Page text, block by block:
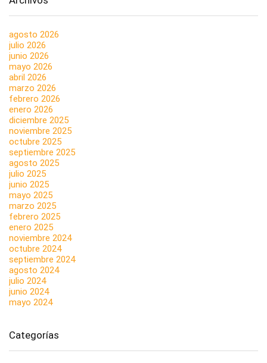
agosto 2026
julio 2026
junio 2026
mayo 2026
abril 2026
marzo 2026
febrero 2026
enero 2026
diciembre 2025
noviembre 2025
octubre 2025
septiembre 2025
agosto 2025
julio 2025
junio 2025
mayo 2025
marzo 2025
febrero 2025
enero 2025
noviembre 2024
octubre 2024
septiembre 2024
agosto 2024
julio 2024
junio 2024
mayo 2024
Categorías